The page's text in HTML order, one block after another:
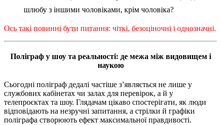
шлюбу з іншими чоловіками, крім чоловіка?
Ось такі повинні бути питання: чіткі, безоціночні і однозначні.
Поліграф у шоу та реальності: де межа між видовищем і
наукою
Сьогодні поліграф дедалі частіше з’являється не лише у
службових кабінетах чи залах для перевірок, а й у
телепроєктах та шоу. Глядачам цікаво спостерігати, як люди
відповідають на незручні запитання, а стрілки й графіки
поліграфа створюють ефект максимальної правдивості.